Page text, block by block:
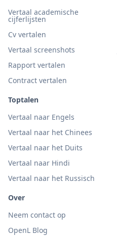
Vertaal academische
cijferlijsten
Cv vertalen
Vertaal screenshots
Rapport vertalen
Contract vertalen
Toptalen
Vertaal naar Engels
Vertaal naar het Chinees
Vertaal naar het Duits
Vertaal naar Hindi
Vertaal naar het Russisch
Over
Neem contact op
OpenL Blog